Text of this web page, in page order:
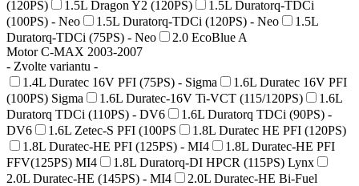
(120PS)
1.5L Dragon Y2 (120PS)
1.5L Duratorq-TDCi
(100PS) - Neo
1.5L Duratorq-TDCi (120PS) - Neo
1.5L
Duratorq-TDCi (75PS) - Neo
2.0 EcoBlue A
Motor C-MAX 2003-2007
- Zvolte variantu -
1.4L Duratec 16V PFI (75PS) - Sigma
1.6L Duratec 16V PFI
(100PS) Sigma
1.6L Duratec-16V Ti-VCT (115/120PS)
1.6L
Duratorq TDCi (110PS) - DV6
1.6L Duratorq TDCi (90PS) -
DV6
1.6L Zetec-S PFI (100PS
1.8L Duratec HE PFI (120PS)
1.8L Duratec-HE PFI (125PS) - MI4
1.8L Duratec-HE PFI
FFV(125PS) MI4
1.8L Duratorq-DI HPCR (115PS) Lynx
2.0L Duratec-HE (145PS) - MI4
2.0L Duratec-HE Bi-Fuel